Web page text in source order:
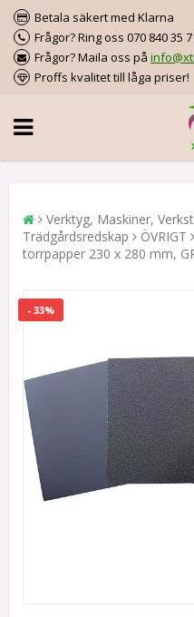
Betala säkert med Klarna
Frågor? Ring oss 070 840 35
Frågor? Maila oss på
Proffs kvalitet till låga priser!
Verktyg, Maskiner,
Trädgårdsredskap
ÖVRIGT
torrpapper 230 x 280 mm,
- 33%